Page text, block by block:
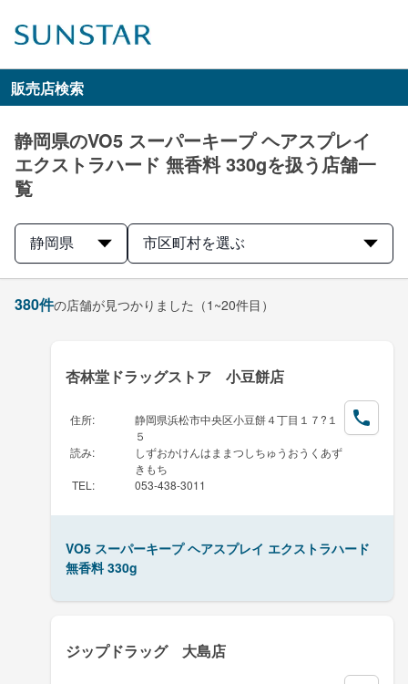
販売店検索
静岡県のVO5 スーパーキープ ヘアスプレイ
エクストラハード 無香料 330gを扱う店舗一
覧
静岡県 市区町村を選ぶ
380件の店舗が見つかりました （1~20件目）
杏林堂ドラッグストア 小豆餅店
住所:
静岡県浜松市中央区小豆餅４丁目１７?１
５
読み:
しずおかけんはままつしちゅうおうくあず
きもち
TEL : 053-438-3011
VO5 スーパーキープ ヘアスプレイ エクストラハード
無香料 330g
ジップドラッグ 大島店